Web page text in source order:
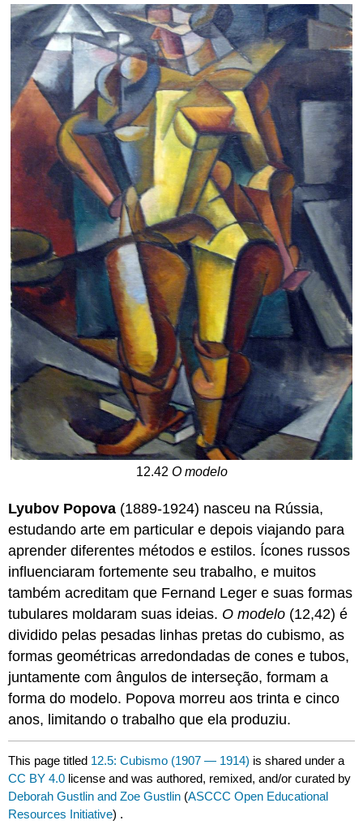
12.42 O modelo
Lyubov Popova (1889-1924) nasceu na Rússia,
estudando arte em particular e depois viajando para
aprender diferentes métodos e estilos. Ícones russos
influenciaram fortemente seu trabalho, e muitos
também acreditam que Fernand Leger e suas formas
tubulares moldaram suas ideias. O modelo (12,42) é
dividido pelas pesadas linhas pretas do cubismo, as
formas geométricas arredondadas de cones e tubos,
juntamente com ângulos de interseção, formam a
forma do modelo. Popova morreu aos trinta e cinco
anos, limitando o trabalho que ela produziu.
This page titled 12.5: Cubismo (1907 — 1914) is shared under a
CC BY 4.0 license and was authored, remixed, and/or curated by
Deborah Gustlin and Zoe Gustlin (ASCCC Open Educational
Resources Initiative) .